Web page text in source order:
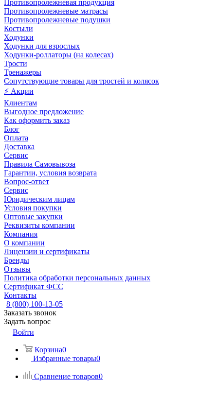
Противопролежневая продукция
Противопролежневые матрасы
Противопролежневые подушки
Костыли
Ходунки
Ходунки для взрослых
Ходунки-роллаторы (на колесах)
Трости
Тренажеры
Сопутствующие товары для тростей и колясок
⚡ Акции
Клиентам
Выгодное предложение
Как оформить заказ
Блог
Оплата
Доставка
Сервис
Правила Самовывоза
Гарантии, условия возврата
Вопрос-ответ
Сервис
Юридическим лицам
Условия покупки
Оптовые закупки
Реквизиты компании
Компания
О компании
Лицензии и сертификаты
Бренды
Отзывы
Политика обработки персональных данных
Сертификат ФСС
Контакты
8 (800) 100-13-05
Заказать звонок
Задать вопрос
Войти
Корзина0
Избранные товары0
Сравнение товаров0